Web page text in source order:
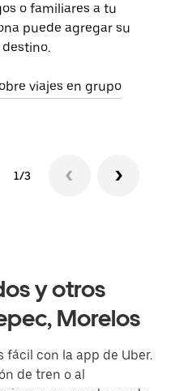
o familiares a tu
puede agregar su
viajes en grupo
1/3
y otros
Morelos
fácil con la app de Uber.
de tren o al